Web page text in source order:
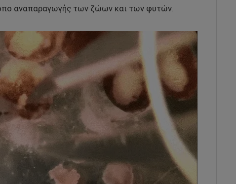
αναπαραγωγής των ζώων και των φυτών.